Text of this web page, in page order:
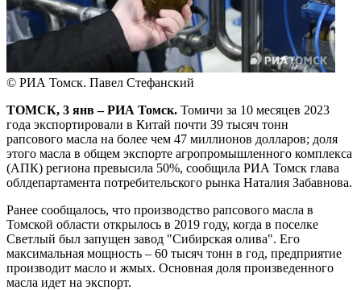
© РИА Томск. Павел Стефанский
ТОМСК, 3 янв – РИА Томск. Томичи за 10 месяцев 2023
года экспортировали в Китай почти 39 тысяч тонн
рапсового масла на более чем 47 миллионов долларов; доля
этого масла в общем экспорте агропромышленного комплекса
(АПК) региона превысила 50%, сообщила РИА Томск глава
облдепартамента потребительского рынка Наталия Забавнова.
Ранее сообщалось, что производство рапсового масла в
Томской области открылось в 2019 году, когда в поселке
Светлый был запущен завод "Сибирская олива". Его
максимальная мощность – 60 тысяч тонн в год, предприятие
производит масло и жмых. Основная доля произведенного
масла идет на экспорт.